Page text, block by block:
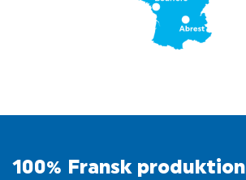
100% Fransk produktion